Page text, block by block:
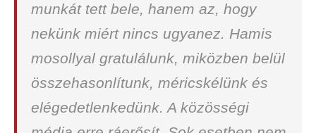
munkát tett bele, hanem az, hogy
nekünk miért nincs ugyanez. Hamis
mosollyal gratulálunk, miközben belül
összehasonlítunk, méricskélünk és
elégedetlenkedünk. A közösségi